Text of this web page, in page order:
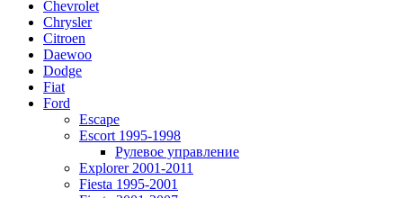
Chevrolet
Chrysler
Citroen
Daewoo
Dodge
Fiat
Ford
Escape
Escort 1995-1998
Рулевое управление
Explorer 2001-2011
Fiesta 1995-2001